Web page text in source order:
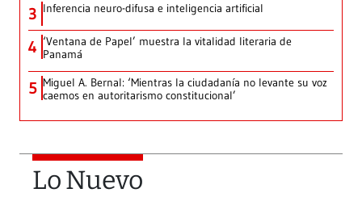
3 Inferencia neuro-difusa e inteligencia artificial
4 ‘Ventana de Papel’ muestra la vitalidad literaria de
Panamá
5 Miguel A. Bernal: ‘Mientras la ciudadanía no levante su voz
caemos en autoritarismo constitucional’
Lo Nuevo